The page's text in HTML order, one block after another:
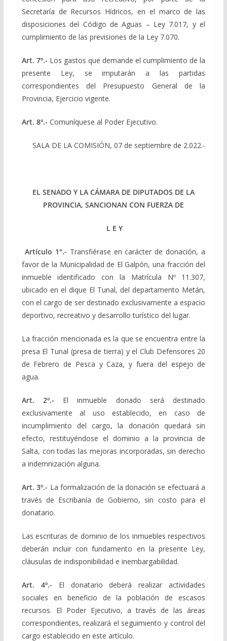
Secretaría de Recursos Hídricos, en el marco de las
disposiciones del Código de Aguas – Ley 7.017, y el
cumplimiento de las previsiones de la Ley 7.070.
Art. 7º.- Los gastos que demande el cumplimiento de la
presente Ley, se imputarán a las partidas
correspondientes del Presupuesto General de la
Provincia, Ejercicio vigente.
Art. 8º.- Comuníquese al Poder Ejecutivo.
SALA DE LA COMISIÓN, 07 de septiembre de 2.022.-
EL SENADO Y LA CÁMARA DE DIPUTADOS DE LA
PROVINCIA, SANCIONAN CON FUERZA DE
L E Y
Artículo 1°.- Transfiérase en carácter de donación, a
favor de la Municipalidad de El Galpón, una fracción del
inmueble identificado con la Matrícula Nº 11.307,
ubicado en el dique El Tunal, del departamento Metán,
con el cargo de ser destinado exclusivamente a espacio
deportivo, recreativo y desarrollo turístico del lugar.
La fracción mencionada es la que se encuentra entre la
presa El Tunal (presa de tierra) y el Club Defensores 20
de Febrero de Pesca y Caza, y fuera del espejo de
agua.
Art. 2º.- El inmueble donado será destinado
exclusivamente al uso establecido, en caso de
incumplimiento del cargo, la donación quedará sin
efecto, restituyéndose el dominio a la provincia de
Salta, con todas las mejoras incorporadas, sin derecho
a indemnización alguna.
Art. 3º.- La formalización de la donación se efectuará a
través de Escribanía de Gobierno, sin costo para el
donatario.
Las escrituras de dominio de los inmuebles respectivos
deberán incluir con fundamento en la presente Ley,
cláusulas de indisponibilidad e inembargabilidad.
Art. 4º.- El donatario deberá realizar actividades
sociales en beneficio de la población de escasos
recursos. El Poder Ejecutivo, a través de las áreas
correspondientes, realizará el seguimiento y control del
cargo establecido en este artículo.